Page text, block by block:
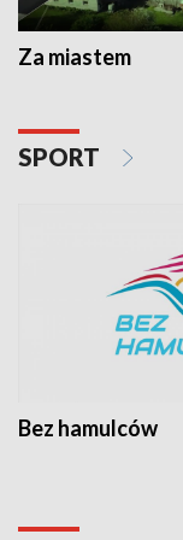
Za miastem
SPORT
Bez hamulców